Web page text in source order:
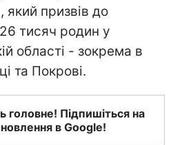
який призвів до
тисяч родин у
області - зокрема в
та Покрові.
головне! Підпишіться на
в Google!